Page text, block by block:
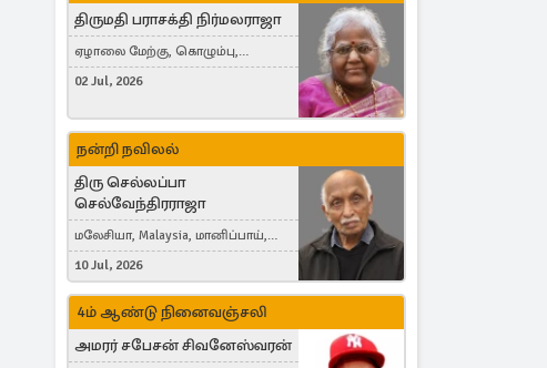
திருமதி பராசக்தி நிர்மலராஜா
ஏழாலை மேற்கு, கொழும்பு,
தங்காலை, London, United Kingdom
02 Jul, 2026
நன்றி நவிலல்
திரு செல்லப்பா
செல்வேந்திரராஜா
மலேசியா, Malaysia, மானிப்பாய்,
Duisburg, Germany, London, United
Kingdom
10 Jul, 2026
4ம் ஆண்டு நினைவஞ்சலி
அமரர் சபேசன் சிவனேஸ்வரன்